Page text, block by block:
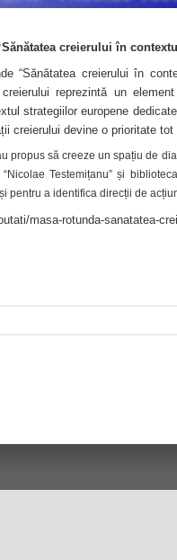
creierului în
“Sănătatea creierului în
reprezintă un
strategiilor europene
creierului devine o prioritate tot
propus să creeze un spațiu de
Testemițanu” și
pentru a identifica direcții de
masa-rotunda-sanatatea-